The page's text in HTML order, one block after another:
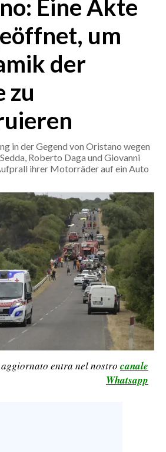
Eine Akte
um
der
zu
in der Gegend von Oristano wegen
Roberto Daga und Giovanni
ihrer Motorräder auf ein Auto
entra nel nostro canale
Whatsapp